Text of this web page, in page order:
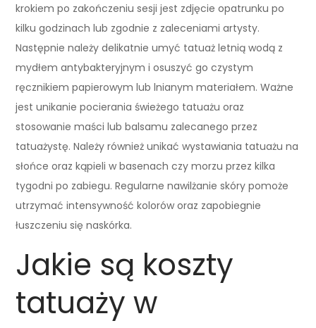
krokiem po zakończeniu sesji jest zdjęcie opatrunku po
kilku godzinach lub zgodnie z zaleceniami artysty.
Następnie należy delikatnie umyć tatuaż letnią wodą z
mydłem antybakteryjnym i osuszyć go czystym
ręcznikiem papierowym lub lnianym materiałem. Ważne
jest unikanie pocierania świeżego tatuażu oraz
stosowanie maści lub balsamu zalecanego przez
tatuażystę. Należy również unikać wystawiania tatuażu na
słońce oraz kąpieli w basenach czy morzu przez kilka
tygodni po zabiegu. Regularne nawilżanie skóry pomoże
utrzymać intensywność kolorów oraz zapobiegnie
łuszczeniu się naskórka.
Jakie są koszty
tatuaży w